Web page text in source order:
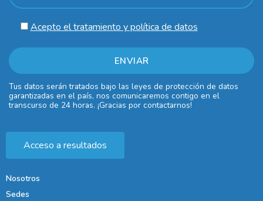
Acepto el tratamiento y política de datos
Tus datos serán tratados bajo las leyes de protección de datos
garantizadas en el país, nos comunicaremos contigo en el
transcurso de 24 horas. ¡Gracias por contactarnos!
Acceso a resultados
Nosotros
Sedes